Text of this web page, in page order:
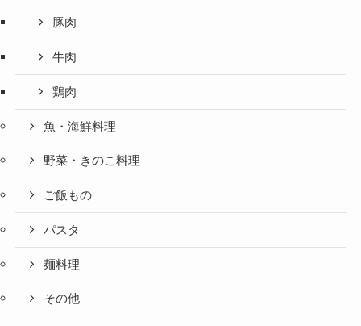
豚肉
牛肉
鶏肉
魚・海鮮料理
野菜・きのこ料理
ご飯もの
パスタ
麺料理
その他